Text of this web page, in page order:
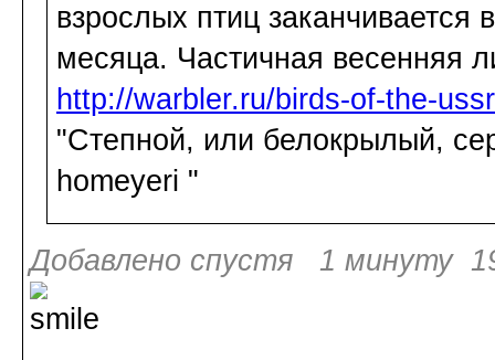
взрослых птиц
месяца. Частичная весенняя
http://warbler.ru/birds-of-the-
"Степной, или белокрылый,
homeyeri "
Добавлено спустя 1 минуту